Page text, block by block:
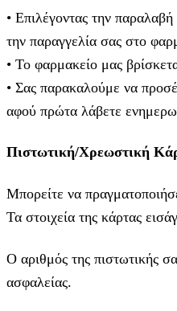
• Επιλέγοντας την
την παραγγελία σας στο
• Το φαρμακείο μας
• Σας παρακαλούμε να
αφού πρώτα λάβετε
Πιστωτική/Χρεωστική
Μπορείτε να
Τα στοιχεία της κάρτας
Ο αριθμός της πιστωτικής
ασφαλείας.